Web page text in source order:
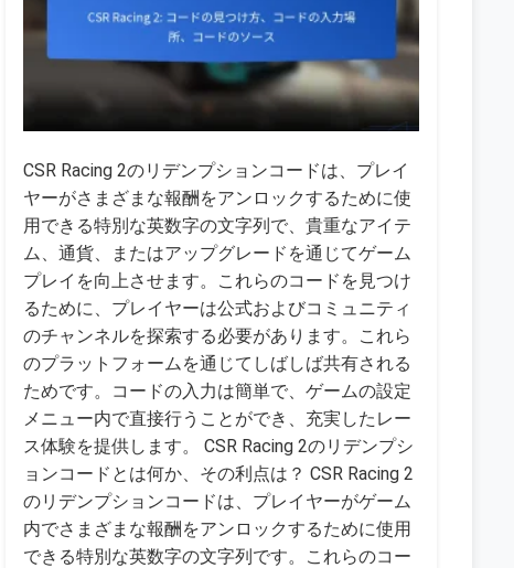
CSR Racing 2のリデンプションコードは、プレイ
ヤーがさまざまな報酬をアンロックするために使
用できる特別な英数字の文字列で、貴重なアイテ
ム、通貨、またはアップグレードを通じてゲーム
プレイを向上させます。これらのコードを見つけ
るために、プレイヤーは公式およびコミュニティ
のチャンネルを探索する必要があります。これら
のプラットフォームを通じてしばしば共有される
ためです。コードの入力は簡単で、ゲームの設定
メニュー内で直接行うことができ、充実したレー
ス体験を提供します。 CSR Racing 2のリデンプシ
ョンコードとは何か、その利点は？ CSR Racing 2
のリデンプションコードは、プレイヤーがゲーム
内でさまざまな報酬をアンロックするために使用
できる特別な英数字の文字列です。これらのコー